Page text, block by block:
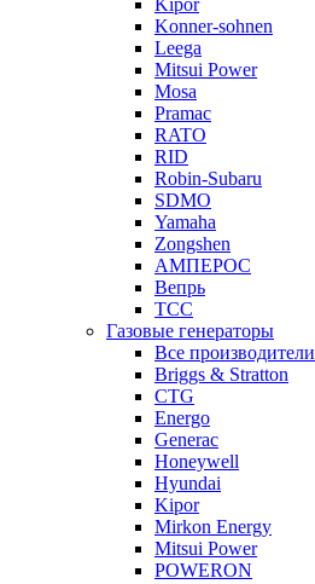
Kipor
Konner-sohnen
Leega
Mitsui Power
Mosa
Pramac
RATO
RID
Robin-Subaru
SDMO
Yamaha
Zongshen
АМПЕРОС
Вепрь
ТСС
Газовые генераторы
Все производители
Briggs & Stratton
CTG
Energo
Generac
Honeywell
Hyundai
Kipor
Mirkon Energy
Mitsui Power
POWERON